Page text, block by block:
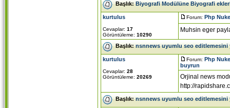
Başlık:Biyografi Modülüne Biyografi
kurtulus
Cevaplar: 17
Görüntüleme: 10290
Forum: Php
Muhsin eger
Başlık:nsnnews uyumlu seo
kurtulus
Cevaplar: 28
Görüntüleme: 20269
Forum: Php
buyrun
Orjinal news
http://
Başlık:nsnnews uyumlu seo